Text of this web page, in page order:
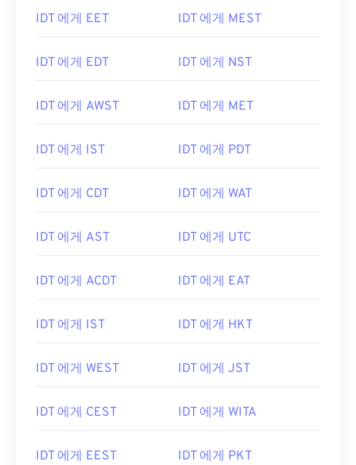
IDT 에게 EET IDT 에게 MEST
IDT 에게 EDT IDT 에게 NST
IDT 에게 AWST IDT 에게 MET
IDT 에게 IST IDT 에게 PDT
IDT 에게 CDT IDT 에게 WAT
IDT 에게 AST IDT 에게 UTC
IDT 에게 ACDT IDT 에게 EAT
IDT 에게 IST IDT 에게 HKT
IDT 에게 WEST IDT 에게 JST
IDT 에게 CEST IDT 에게 WITA
IDT 에게 EEST IDT 에게 PKT